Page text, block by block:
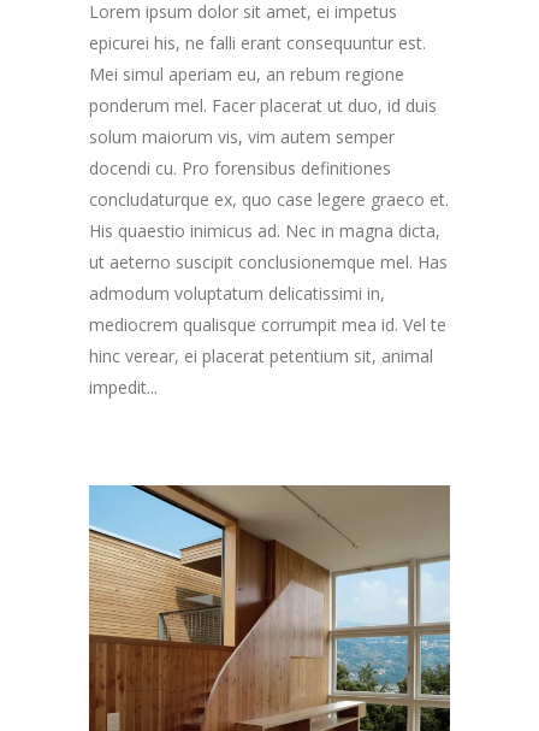
Lorem ipsum dolor sit amet, ei impetus
epicurei his, ne falli erant consequuntur est.
Mei simul aperiam eu, an rebum regione
ponderum mel. Facer placerat ut duo, id duis
solum maiorum vis, vim autem semper
docendi cu. Pro forensibus definitiones
concludaturque ex, quo case legere graeco et.
His quaestio inimicus ad. Nec in magna dicta,
ut aeterno suscipit conclusionemque mel. Has
admodum voluptatum delicatissimi in,
mediocrem qualisque corrumpit mea id. Vel te
hinc verear, ei placerat petentium sit, animal
impedit...